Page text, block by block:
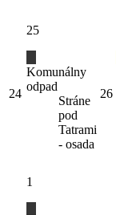
24
25
Komunálny
odpad
Stráne
pod
Tatrami
- osada
26
1